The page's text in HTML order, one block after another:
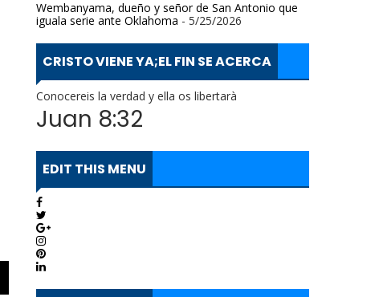
Wembanyama, dueño y señor de San Antonio que
iguala serie ante Oklahoma - 5/25/2026
CRISTO VIENE YA;EL FIN SE ACERCA
Conocereis la verdad y ella os libertarà
Juan 8:32
EDIT THIS MENU